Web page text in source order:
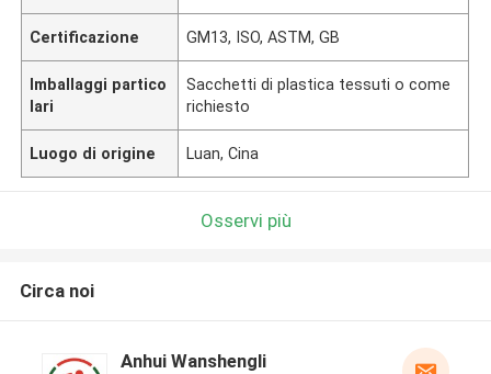
Certificazione GM13, ISO, ASTM, GB
Imballaggi partico
lari
Sacchetti di plastica tessuti o come
richiesto
Luogo di origine Luan, Cina
Osservi più
Circa noi
Anhui Wanshengli